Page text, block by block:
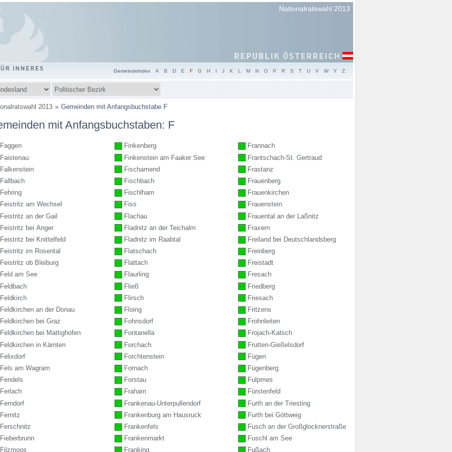
Nationalratswahl 2013
2013 Gemeinden mit Anfangsbuchstabe F
mit Anfangsbuchstaben: F
Faggen
Faistenau
Falkenstein
Fallbach
Fehring
Feistritz am Wechsel
Feistritz an der Gail
Feistritz bei Anger
Feistritz bei Knittelfeld
Feistritz im Rosental
Feistritz ob Bleiburg
Feld am See
Feldbach
Feldkirch
Feldkirchen an der Donau
Feldkirchen bei Graz
Feldkirchen bei Mattighofen
Feldkirchen in Kärnten
Felixdorf
Fels am Wagram
Fendels
Ferlach
Ferndorf
Fernitz
Ferschnitz
Fieberbrunn
Filzmoos
Finkenberg
Finkenstein am Faaker See
Fischamend
Fischbach
Fischlham
Fiss
Flachau
Fladnitz an der Teichalm
Fladnitz im Raabtal
Flatschach
Flattach
Flaurling
Fließ
Flirsch
Floing
Fohnsdorf
Fontanella
Forchach
Forchtenstein
Fornach
Forstau
Fraham
Frankenau-Unterpullendorf
Frankenburg am Hausruck
Frankenfels
Frankenmarkt
Franking
Frannach
Frantschach-St. Gertraud
Frastanz
Frauenberg
Frauenkirchen
Frauenstein
Frauental an der Laßnitz
Fraxern
Freiland bei Deutschlandsberg
Freinberg
Freistadt
Fresach
Friedberg
Friesach
Fritzens
Frohnleiten
Frojach-Katsch
Frutten-Gießelsdorf
Fügen
Fügenberg
Fulpmes
Fürstenfeld
Furth an der Triesting
Furth bei Göttweig
Fusch an der Großglocknerstraße
Fuschl am See
Fußach
Politischer
Bezirk
Gemeindeindex A B D E F G H I J K L M N O P R S T U V W Y Z